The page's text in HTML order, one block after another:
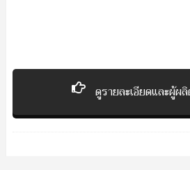
ดูรายละเอียดและผู้ผ